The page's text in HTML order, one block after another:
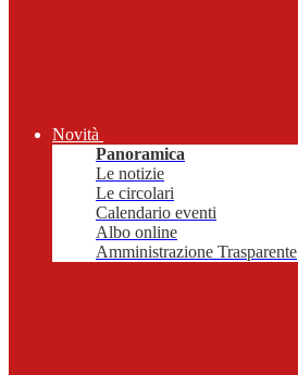
Novità
Panoramica
Le notizie
Le circolari
Calendario eventi
Albo online
Amministrazione Trasparente